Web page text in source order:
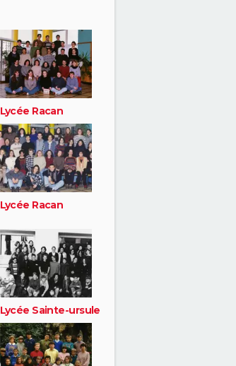
Lycée Racan
Lycée Racan
Lycée Sainte-ursule